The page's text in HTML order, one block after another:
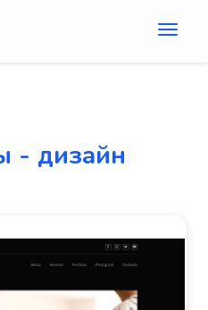
- дизайн